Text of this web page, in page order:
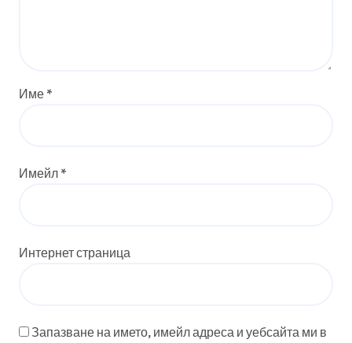
Име *
Имейл *
Интернет страница
Запазване на името, имейл адреса и уебсайта ми в